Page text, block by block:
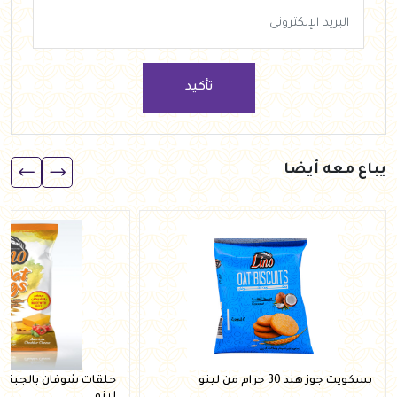
تأكيد
يباع معه أيضا
بسكويت جوز هند 30 جرام من لينو